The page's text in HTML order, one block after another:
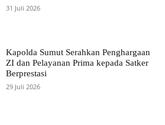
31 Juli 2026
Kapolda Sumut Serahkan Penghargaan
ZI dan Pelayanan Prima kepada Satker
Berprestasi
29 Juli 2026